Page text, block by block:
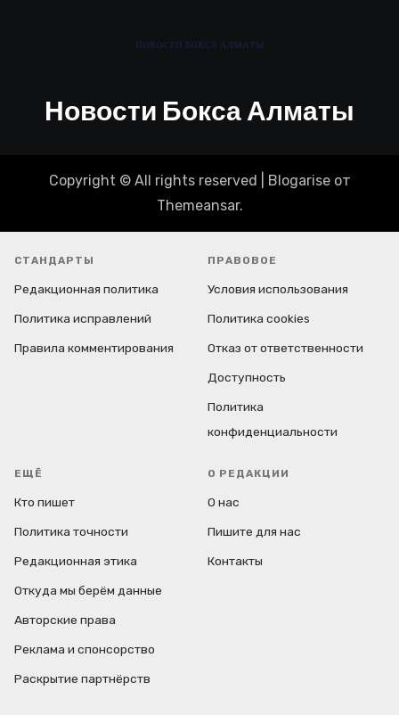
Новости Бокса Алматы
Copyright © All rights reserved Blogariseот
Themeansar.
СТАНДАРТЫ
Редакционная политика
Политика исправлений
Правила комментирования
ПРАВОВОЕ
Условия использования
Политика cookies
Отказ от ответственности
Доступность
Политика
конфиденциальности
ЕЩЁ
Кто пишет
Политика точности
Редакционная этика
Откуда мы берём данные
Авторские права
Реклама и спонсорство
Раскрытие партнёрств
О РЕДАКЦИИ
О нас
Пишите для нас
Контакты